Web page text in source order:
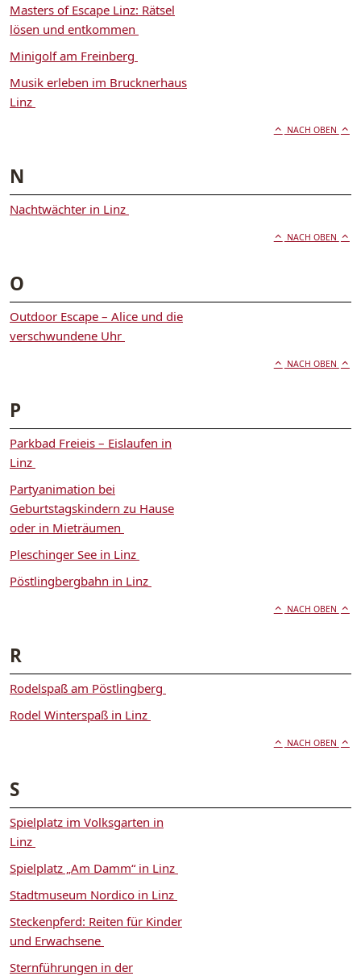
Masters of Escape Linz: Rätsel
lösen und entkommen
Minigolf am Freinberg
Musik erleben im Brucknerhaus
Linz
NACH OBEN
N
Nachtwächter in Linz
NACH OBEN
O
Outdoor Escape – Alice und die
verschwundene Uhr
NACH OBEN
P
Parkbad Freieis – Eislaufen in
Linz
Partyanimation bei
Geburtstagskindern zu Hause
oder in Mieträumen
Pleschinger See in Linz
Pöstlingbergbahn in Linz
NACH OBEN
R
Rodelspaß am Pöstlingberg
Rodel Winterspaß in Linz
NACH OBEN
S
Spielplatz im Volksgarten in
Linz
Spielplatz „Am Damm“ in Linz
Stadtmuseum Nordico in Linz
Steckenpferd: Reiten für Kinder
und Erwachsene
Sternführungen in der